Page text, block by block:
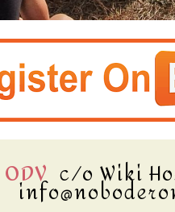
c/o Wiki